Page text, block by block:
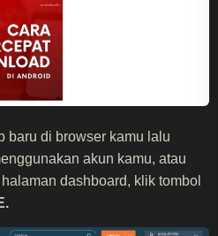
baru di browser kamu lalu
akun kamu, atau
dashboard, klik tombol